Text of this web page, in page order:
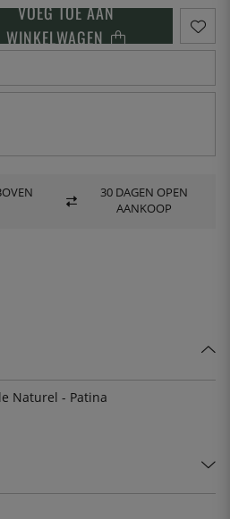
VOEG TOE AAN
WINKELWAGEN
30 DAGEN OPEN
AANKOOP
Naturel - Patina